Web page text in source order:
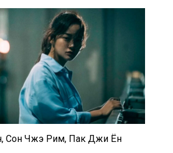
Сон Чжэ Рим, Пак Джи Ён